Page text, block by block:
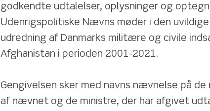
godkendte udtalelser, oplysninger og
Udenrigspolitiske Nævns møder i den
udredning af Danmarks militære og civile
Afghanistan i perioden 2001-2021.
Gengivelsen sker med navns nævnelse på de
af nævnet og de ministre, der har afgivet